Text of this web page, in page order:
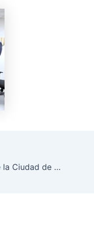
Firman INE CDMX y el Instituto Electoral de la Ciudad de México Plan de Trabajo Conjunto para Promover la Participación Ciudadana